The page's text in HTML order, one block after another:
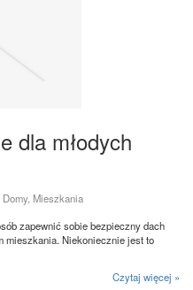
dla młodych
Mieszkania
zapewnić sobie bezpieczny dach
mieszkania. Niekoniecznie jest to
Czytaj więcej »